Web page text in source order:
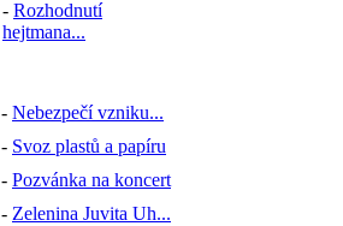
- Rozhodnutí
hejtmana...
- Nebezpečí vzniku...
- Svoz plastů a papíru
- Pozvánka na koncert
- Zelenina Juvita Uh...